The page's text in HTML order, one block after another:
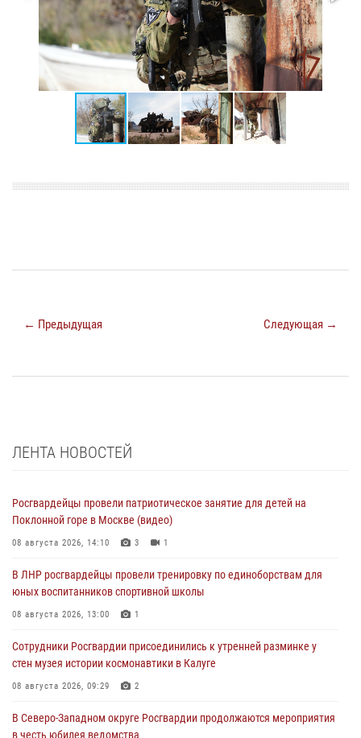
← Предыдущая Следующая →
ЛЕНТА НОВОСТЕЙ
Росгвардейцы провели патриотическое занятие для детей на
Поклонной горе в Москве (видео)
08 августа 2026, 14:10 3 1
В ЛНР росгвардейцы провели тренировку по единоборствам для
юных воспитанников спортивной школы
08 августа 2026, 13:00 1
Сотрудники Росгвардии присоединились к утренней разминке у
стен музея истории космонавтики в Калуге
08 августа 2026, 09:29 2
В Северо-Западном округе Росгвардии продолжаются мероприятия
в честь юбилея ведомства